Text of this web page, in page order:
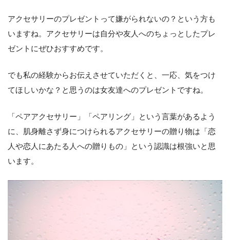
アクセサリーのプレゼントって嫌がられないの？という方も
いますね。アクセサリーは自分や友人へのちょっとしたプレ
ゼントにぜひおすすめです。
でも私の経験からお伝えさせていただくと、一応、気をつけ
てほしいかな？と思うのは女友達へのプレゼントですね。
「ペアアクセサリー」「ペアリング」という言葉があるよう
に、肌身離さず身につけられるアクセサリーの贈り物は「恋
人や恋人にあたる人への贈りもの」という認識は根強いと思
います。